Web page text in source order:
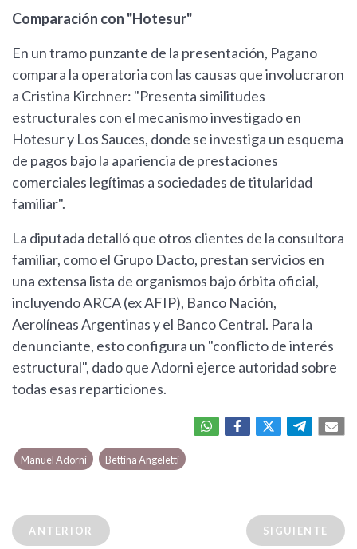
Comparación con "Hotesur"
En un tramo punzante de la presentación, Pagano
compara la operatoria con las causas que involucraron
a Cristina Kirchner: "Presenta similitudes
estructurales con el mecanismo investigado en
Hotesur y Los Sauces, donde se investiga un esquema
de pagos bajo la apariencia de prestaciones
comerciales legítimas a sociedades de titularidad
familiar".
La diputada detalló que otros clientes de la consultora
familiar, como el Grupo Dacto, prestan servicios en
una extensa lista de organismos bajo órbita oficial,
incluyendo ARCA (ex AFIP), Banco Nación,
Aerolíneas Argentinas y el Banco Central. Para la
denunciante, esto configura un "conflicto de interés
estructural", dado que Adorni ejerce autoridad sobre
todas esas reparticiones.
Manuel Adorni Bettina Angeletti
ANTERIOR SIGUIENTE